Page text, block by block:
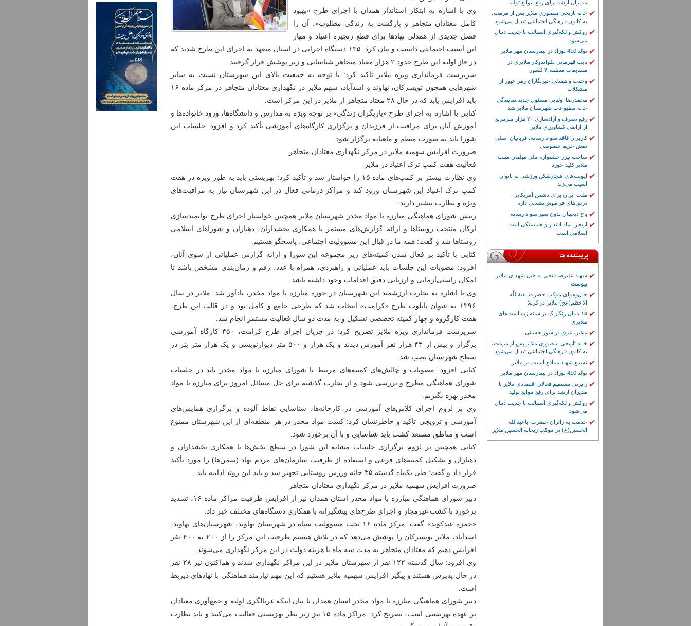
وی با اشاره به ابتکار استاندار همدان با اجرای طرح «بهبود
کامل معتادان متجاهر و بازگشت به زندگی مطلوب»، آن را
فصل جدیدی از همدلی نهادها برای قطع زنجیره اعتیاد و مهار
این آسیب اجتماعی دانست و بیان کرد: ۱۳۵ دستگاه اجرایی در استان متعهد به اجرای این طرح شدند که
در فاز اولیه این طرح حدود ۲ هزار معتاد متجاهر شناسایی و زیر پوشش قرار گرفتند.
سرپرست فرمانداری ویژه ملایر تاکید کرد: با توجه به جمعیت بالای این شهرستان نسبت به سایر
شهرهایی همچون تویسرکان، نهاوند و اسدآباد، سهم ملایر در نگهداری معتادان متجاهر در مرکز ماده ۱۶
باید افزایش یابد که در حال ۲۸ معتاد متجاهر از ملایر در این مرکز است.
کتابی با اشاره به اجرای طرح «یاریگران زندگی» بر توجه ویژه به مدارس و دانشگاه‌ها، ورود خانواده‌ها و
آموزش آنان برای مراقبت از فرزندان و برگزاری کارگاه‌های آموزشی تأکید کرد و افزود: جلسات این
شورا باید به صورت منظم و ماهیانه برگزار شود.
ضرورت افزایش سهمیه ملایر در مرکز نگهداری معتادان متجاهر
فعالیت هفت کمپ ترک اعتیاد در ملایر
وی نظارت بیشتر بر کمپ‌های ماده ۱۵ را خواستار شد و تأکید کرد: بهزیستی باید به طور ویژه در هفت
کمپ‌ ترک اعتیاد این شهرستان ورود کند و مراکز درمانی فعال در این شهرستان نیاز به مراقبت‌های
ویژه و نظارت بیشتر دارند.
رییس شورای هماهنگی مبارزه با مواد مخدر شهرستان ملایر همچنین خواستار اجرای طرح توانمندسازی
ارکان منتخب روستاها و ارائه گزارش‌های مستمر با همکاری بخشداران، دهیاران و شوراهای اسلامی
روستاها شد و گفت: همه ما در قبال این مسوولیت اجتماعی، پاسخگو هستیم.
کتابی با تأکید بر فعال شدن کمیته‌های زیر مجموعه این شورا و ارائه گزارش عملیاتی از سوی آنان،
افزود: مصوبات این جلسات باید عملیاتی و راهبردی، همراه با عدد، رقم و زمان‌بندی مشخص باشد تا
امکان راستی‌آزمایی و ارزیابی دقیق اقدامات وجود داشته باشد.
وی با اشاره به تجارب ارزشمند این شهرستان در حوزه مبارزه با مواد مخدر، یادآور شد: ملایر در سال
۱۳۹۶ به عنوان پایلوت طرح «کرامت» انتخاب شد که طرحی جامع و کامل بود و در قالب این طرح،
هفت کارگروه و چهار کمیته تخصصی تشکیل و به مدت دو سال فعالیت مستمر انجام شد.
سرپرست فرمانداری ویژه ملایر تصریح کرد: در جریان اجرای طرح کرامت، ۴۵۰ کارگاه آموزشی
برگزار و بیش از ۴۳ هزار نفر آموزش دیدند و یک هزار و ۵۰۰ متر دیوارنویسی و یک هزار متر بنر در
سطح شهرستان نصب شد.
کتابی افزود: مصوبات و چالش‌های کمیته‌های مرتبط با شورای مبارزه با مواد مخدر باید در جلسات
شورای هماهنگی مطرح و بررسی شود و از تجارب گذشته برای حل مسائل امروز برای مبارزه با مواد
مخدر بهره بگیریم.
وی بر لزوم اجرای کلاس‌های آموزشی در کارخانه‌ها، شناسایی نقاط آلوده و برگزاری همایش‌های
آموزشی و ترویجی تاکید و خاطرنشان کرد: کشت مواد مخدر در هر منطقه‌ای از این شهرستان ممنوع
است و مناطق مستعد کشت باید شناسایی و با آن برخورد شود.
کتابی همچنین بر لزوم برگزاری جلسات مشابه این شورا در سطح بخش‌ها با همکاری بخشداران و
دهیاران و تشکیل کمیته‌های فرعی و استفاده از ظرفیت سازمان‌های مردم نهاد (سمن‌ها) را مورد تأکید
قرار داد و گفت: طی یکماه گذشته ۳۵ خانه ورزش روستایی تجهیز شد و باید این روند ادامه یابد.
ضرورت افزایش سهمیه ملایر در مرکز نگهداری معتادان متجاهر
دبیر شورای هماهنگی مبارزه با مواد مخدر استان همدان نیز از افزایش ظرفیت مراکز ماده ۱۶، تشدید
برخورد با کشت غیرمجاز و اجرای طرح‌های پیشگیرانه با همکاری دستگاه‌های مختلف خبر داد.
«حمزه عبدکوند» گفت: مرکز ماده ۱۶ تحت مسوولیت سپاه در شهرستان نهاوند، شهرستان‌های نهاوند،
اسدآباد، ملایر تویسرکان را پوشش می‌دهد که در تلاش هستیم ظرفیت این مرکز را از ۲۰۰ به ۴۰۰ نفر
افزایش دهیم که معتادان متجاهر به مدت سه ماه با هزینه دولت در این مرکز نگهداری می‌شوند.
وی افزود: سال گذشته ۱۲۲ نفر از شهرستان ملایر در این مراکز نگهداری شدند و هم‌اکنون نیز ۲۸ نفر
در حال پذیرش هستند و پیگیر افزایش سهمیه ملایر هستیم که این مهم نیازمند هماهنگی با نهادهای ذیربط
است.
دبیر شورای هماهنگی مبارزه با مواد مخدر استان همدان با بیان اینکه غربالگری اولیه و جمع‌آوری معتادان
بر عهده بهزیستی است، تصریح کرد: مراکز ماده ۱۵ نیز زیر نظر بهزیستی فعالیت می‌کنند و باید نظارت
مدیران ارشد برای رفع موانع تولید
خانه تاریخی منصوری ملایر پس از مرمت،
به کانون فرهنگی اجتماعی تبدیل می‌شود
روکش و لکه‌گیری آسفالت با جدیت دنبال
می‌شود
تولد 410 نوزاد در بیمارستان مهر ملایر
نایب قهرمانی تکواندوکار ملایری در
مسابقات منطقه ۴ کشور
وحدت و همدلی خبرنگاران رمز عبور از
مشکلات
محمدرضا اولیایی مسئول جدید نمایندگی
خانه مطبوعات شهرستان ملایر شد
رفع تصرف و آزادسازی ۲۰ هزار مترمربع
از اراضی کشاورزی ملایر
کاربران فاقد سواد رسانه، قربانیان اصلی
نقض حریم خصوصی
ساخت تیزر جشنواره ملی مبلمان منبت
ملایر کلید خورد
ایونت‌های هنجارشکن ورزشی به بانوان
آسیب می‌زند
ملت ایران برای دشمن آمریکایی
درس‌های فراموش‌نشدنی دارد
باج دیجیتال بدون سپر سواد رسانه
اربعین نماد اقتدار و همبستگی امت
اسلامی است
پربیننده ها
شهید علیرضا فتحی به خیل شهدای ملایر
پیوست
حال‌وهوای موکب حضرت بقیة‌اللّٰه
الاعظم(عج) ملایر در کربلا
۱۵ مدال رنگارنگ بر سینه ژیمناست‌های
ملایری
ملایر، غرق در شور حسینی
خانه تاریخی منصوری ملایر پس از مرمت،
به کانون فرهنگی اجتماعی تبدیل می‌شود
تشییع شهید مدافع امنیت در ملایر
تولد 410 نوزاد در بیمارستان مهر ملایر
رایزنی مستقیم فعالان اقتصادی ملایر با
مدیران ارشد برای رفع موانع تولید
روکش و لکه‌گیری آسفالت با جدیت دنبال
می‌شود
خدمت به زائران حضرت اباعبدالله
الحسین(ع) در موکب ریحانه الحسین ملایر